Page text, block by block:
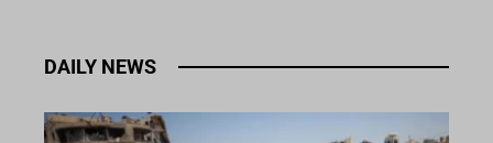
DAILY NEWS